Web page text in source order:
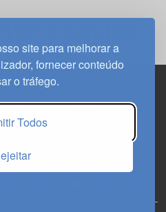
site para melhorar a
fornecer conteúdo
o tráfego.
Todos
D. Henrique, n.º 333H, esc.